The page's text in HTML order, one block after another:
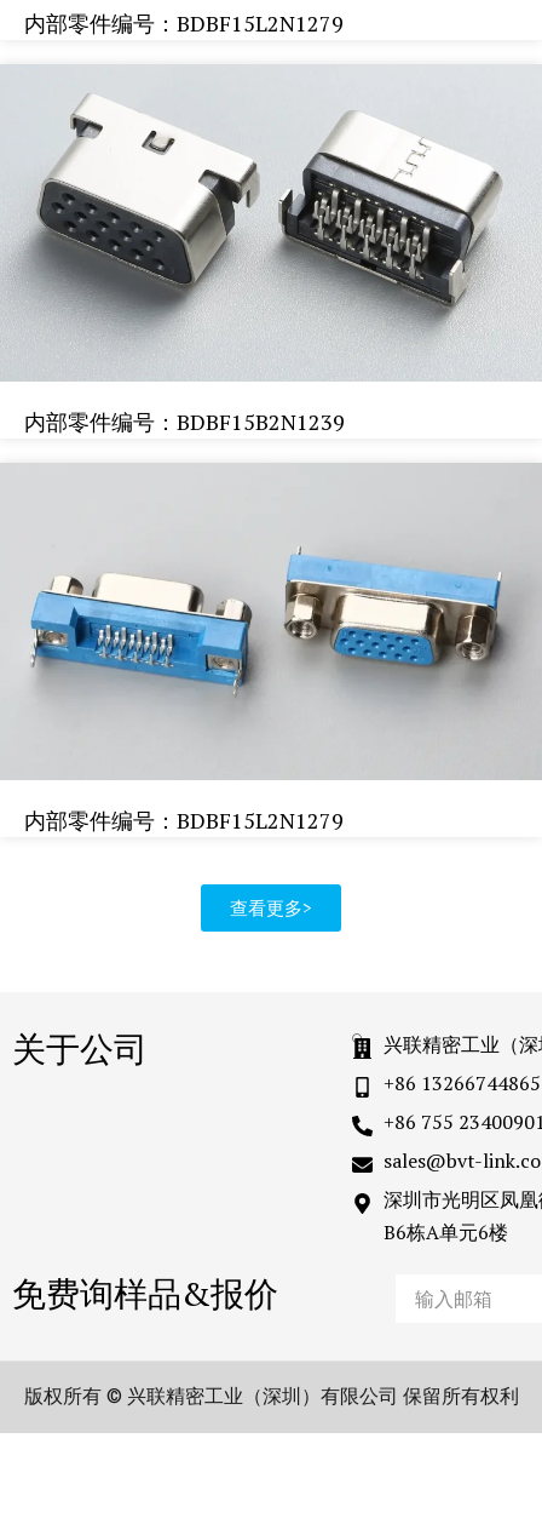
内部零件编号：BDBF15L2N1279
内部零件编号：BDBF15B2N1239
内部零件编号：BDBF15L2N1279
查看更多>
关于公司
兴联精密工业（
+86 13266744865
+86 755
sales@bvt-
深圳市光明区凤
B6栋A单元6楼
免费询样品&报价
版权所有 © 兴联精密工业（深圳）有限公司 保留所有权利